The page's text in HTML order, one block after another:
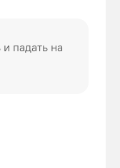
падать на